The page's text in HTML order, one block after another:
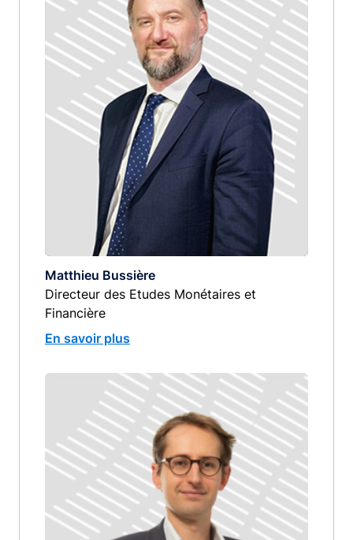
Matthieu Bussière
Directeur des Etudes Monétaires et
Financière
En savoir plus
image